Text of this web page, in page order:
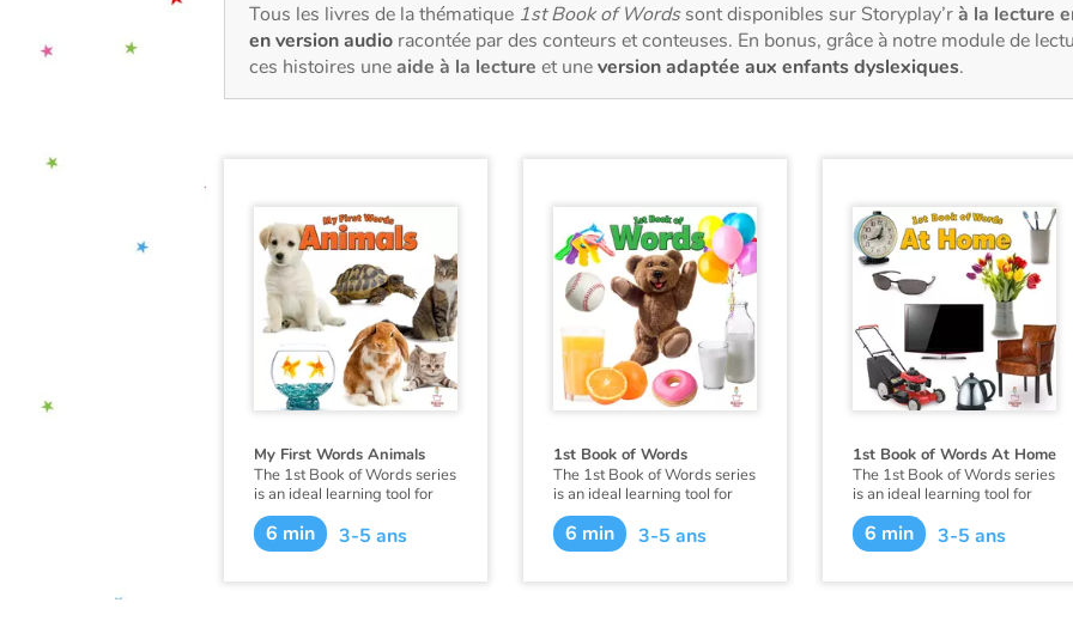
Tous les livres de la thématique 1st Book of Wordssont disponibles sur Storyplay’rà la lecture
en version audio racontée par des conteurs et conteuses. En bonus, grâce à notre module de
ces histoires uneaide à la lecture et uneversion adaptée aux enfants dyslexiques.
My First Words Animals
The 1st Book of Words series
is an ideal learning tool for
budding young minds. Every
page is filled with vivid,
close-up photos of familiar
6 min 3-5 ans
1st Book of Words
The 1st Book of Words series
is an ideal learning tool for
budding young minds. Every
page is filled with vivid,
close-up photos of familiar
6 min 3-5 ans
1st Book of Words At Home
The 1st Book of Words series
is an ideal learning tool for
budding young minds. Every
page is filled with vivid,
close-up photos of familiar
6 min 3-5 ans